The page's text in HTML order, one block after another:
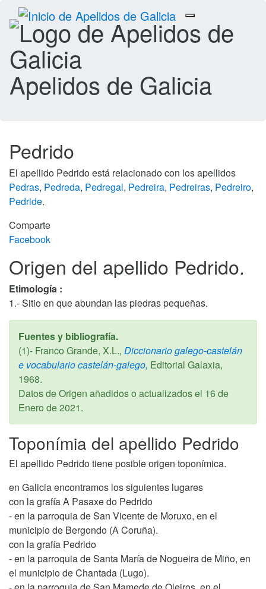
Toggle
navigation
Apelidos de Galicia
Pedrido
El apellido Pedrido está relacionado con los apellidos
Pedras, Pedreda, Pedregal, Pedreira, Pedreiras, Pedreiro,
Pedride.
Comparte
Facebook
Origen del apellido Pedrido.
Etimología :
1.- Sitio en que abundan las piedras pequeñas.
Fuentes y bibliografía.
(1)- Franco Grande, X.L., Diccionario galego-castelán
e vocabulario castelán-galego, Editorial Galaxia,
1968.
Datos de Origen añadidos o actualizados el 16 de
Enero de 2021.
Toponímia del apellido Pedrido
El apellido Pedrido tiene posible origen toponímica.
en Galicia encontramos los siguientes lugares
con la grafía A Pasaxe do Pedrido
- en la parroquia de San Vicente de Moruxo, en el
municipio de Bergondo (A Coruña).
con la grafía Pedrido
- en la parroquia de Santa María de Nogueira de Miño, en
el municipio de Chantada (Lugo).